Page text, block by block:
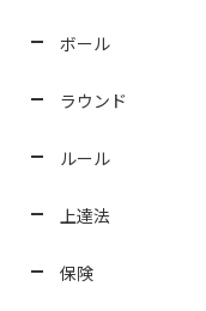
ボール
ラウンド
ルール
上達法
保険